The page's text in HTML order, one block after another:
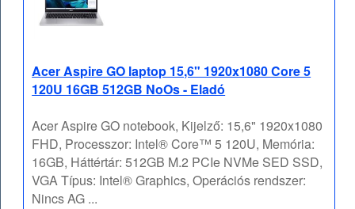
Acer Aspire GO laptop 15,6" 1920x1080 Core 5
120U 16GB 512GB NoOs - Eladó
Acer Aspire GO notebook, Kijelző: 15,6" 1920x1080
FHD, Processzor: Intel® Core™ 5 120U, Memória:
16GB, Háttértár: 512GB M.2 PCIe NVMe SED SSD,
VGA Típus: Intel® Graphics, Operációs rendszer:
Nincs AG ...